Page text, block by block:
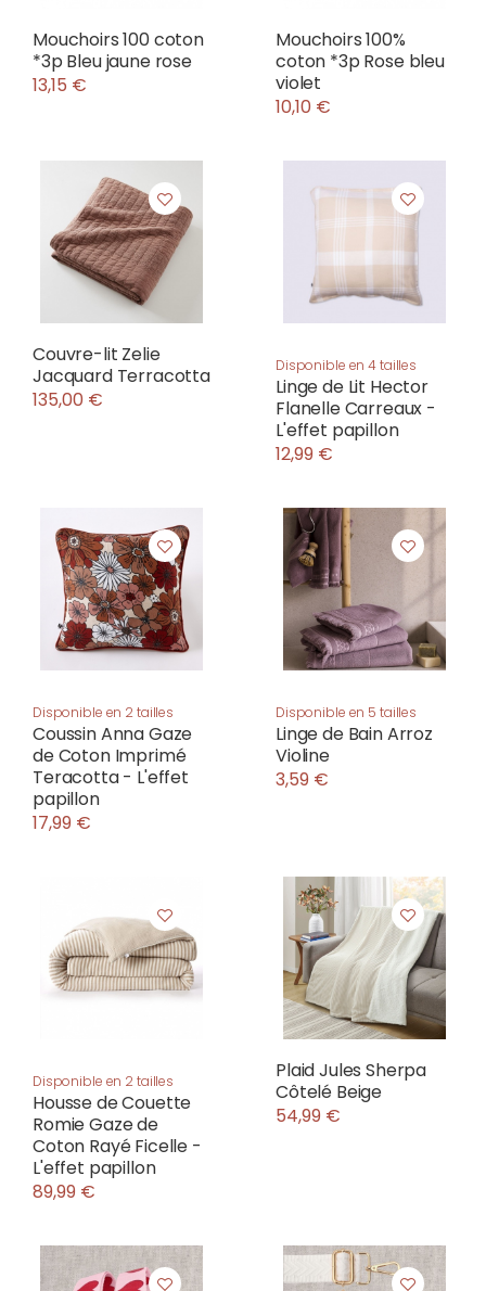
Mouchoirs 100 coton
*3p Bleu jaune rose
13,15 €
Mouchoirs 100%
coton *3p Rose bleu
violet
10,10 €
Couvre-lit Zelie
Jacquard Terracotta
135,00 €
Disponible en 4 tailles
Linge de Lit Hector
Flanelle Carreaux -
L'effet papillon
12,99 €
Disponible en 2 tailles
Coussin Anna Gaze
de Coton Imprimé
Teracotta - L'effet
papillon
17,99 €
Disponible en 5 tailles
Linge de Bain Arroz
Violine
3,59 €
Disponible en 2 tailles
Housse de Couette
Romie Gaze de
Coton Rayé Ficelle -
L'effet papillon
89,99 €
Plaid Jules Sherpa
Côtelé Beige
54,99 €